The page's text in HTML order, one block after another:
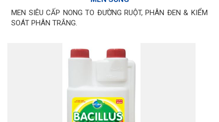
MEN SIÊU CẤP NONG TO ĐƯỜNG RUỘT, PHÂN ĐEN & KIỂM
SOÁT PHÂN TRẮNG.